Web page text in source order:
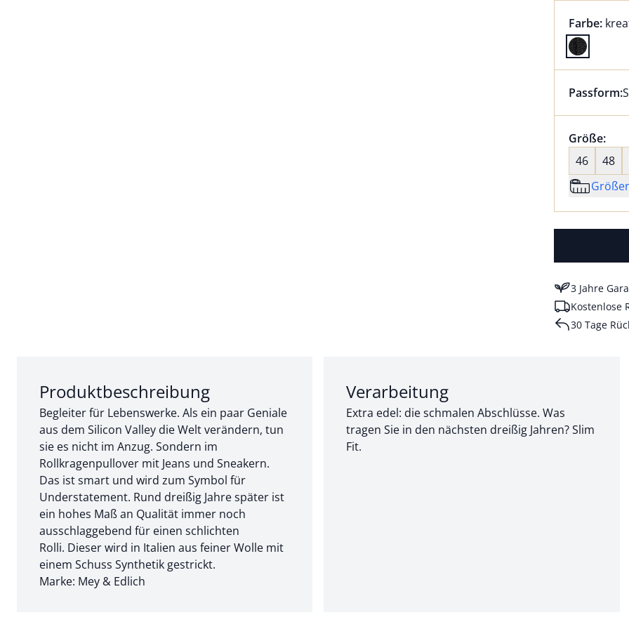
Farbe:
Farbe
Dieser
Passform:
Größe:
46
48
3 Jahre
Kostenlose
30 Tage
Abschnitt 1 von 3:
Produktbeschreibung
Begleiter für Lebenswerke. Als ein paar Geniale
aus dem Silicon Valley die Welt verändern, tun
sie es nicht im Anzug. Sondern im
Rollkragenpullover mit Jeans und Sneakern.
Das ist smart und wird zum Symbol für
Understatement. Rund dreißig Jahre später ist
ein hohes Maß an Qualität immer noch
ausschlaggebend für einen schlichten
Rolli. Dieser wird in Italien aus feiner Wolle mit
einem Schuss Synthetik gestrickt.
Marke: Mey & Edlich
Abschnitt 2 von 3:
Verarbeitung
Extra edel: die schmalen Abschlüsse. Was
tragen Sie in den nächsten dreißig Jahren? Slim
Fit.